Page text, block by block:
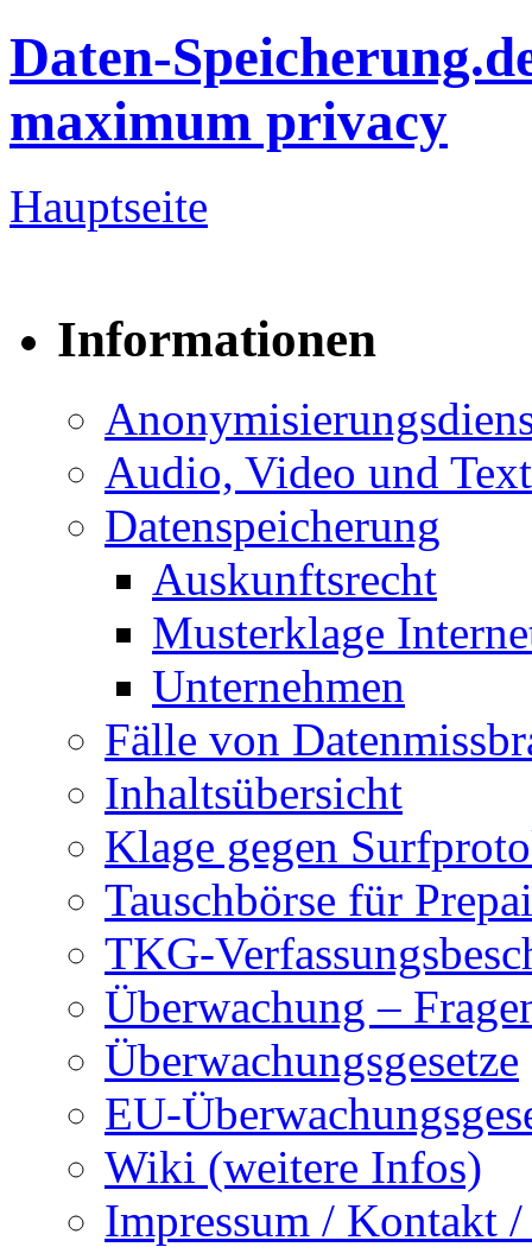
Daten-
maximum privacy
Hauptseite
Informationen
Audio, Video und Text
Datenspeicherung
Auskunftsrecht
Musterklage
Unternehmen
Fälle von
Inhaltsübersicht
Klage gegen
Tauschbörse für
TKG-
Überwachung –
Überwachungsgesetze
EU-
Wiki (weitere Infos)
Impressum / Kontakt